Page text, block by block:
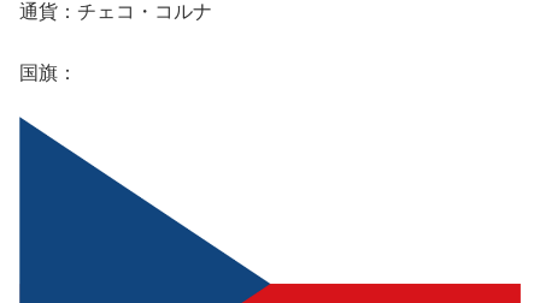
通貨：チェコ・コルナ
国旗：